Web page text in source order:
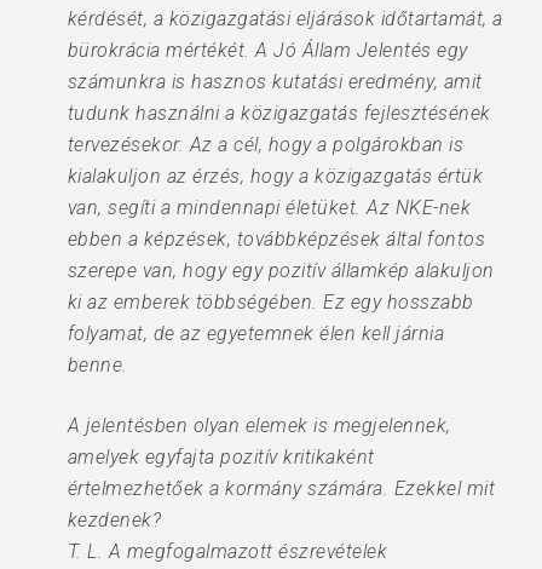
kérdését, a közigazgatási eljárások időtartamát, a
bürokrácia mértékét. A Jó Állam Jelentés egy
számunkra is hasznos kutatási eredmény, amit
tudunk használni a közigazgatás fejlesztésének
tervezésekor. Az a cél, hogy a polgárokban is
kialakuljon az érzés, hogy a közigazgatás értük
van, segíti a mindennapi életüket. Az NKE-nek
ebben a képzések, továbbképzések által fontos
szerepe van, hogy egy pozitív államkép alakuljon
ki az emberek többségében. Ez egy hosszabb
folyamat, de az egyetemnek élen kell járnia
benne.
A jelentésben olyan elemek is megjelennek,
amelyek egyfajta pozitív kritikaként
értelmezhetőek a kormány számára. Ezekkel mit
kezdenek?
T. L. A megfogalmazott észrevételek